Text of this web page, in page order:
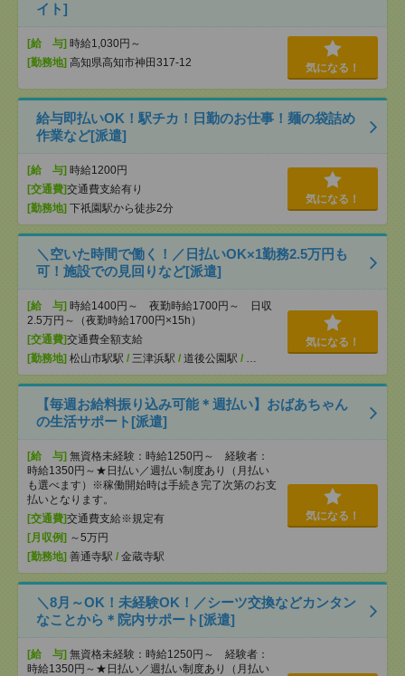
イト]
[給 与] 時給1,030円～
[勤務地] 高知県高知市神田317-12 気になる！
給与即払いOK！駅チカ！日勤のお仕事！麺の袋詰め
作業など[派遣]
[給 与] 時給1200円
[交通費]交通費支給有り
[勤務地] 下祇園駅から徒歩2分
気になる！
＼空いた時間で働く！／日払いOK×1勤務2.5万円も
可！施設での見回りなど[派遣]
[給 与] 時給1400円～ 夜勤時給1700円～ 日収
2.5万円～（夜勤時給1700円×15h）
[交通費]交通費全額支給
[勤務地] 松山市駅駅 / 三津浜駅 / 道後公園駅 / …
気になる！
【毎週お給料振り込み可能＊週払い】おばあちゃん
の生活サポート[派遣]
[給 与] 無資格未経験：時給1250円～ 経験者：
時給1350円～★日払い／週払い制度あり（月払い
も選べます）※稼働開始時は手続き完了次第のお支
払いとなります。
[交通費]交通費支給※規定有
[月収例] ～5万円
[勤務地] 善通寺駅 / 金蔵寺駅
気になる！
＼8月～OK！未経験OK！／シーツ交換などカンタン
なことから＊院内サポート[派遣]
[給 与] 無資格未経験：時給1250円～ 経験者：
時給1350円～★日払い／週払い制度あり（月払い